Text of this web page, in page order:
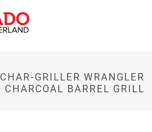
CHAR-GRILLER WRANGLER
CHARCOAL BARREL GRILL